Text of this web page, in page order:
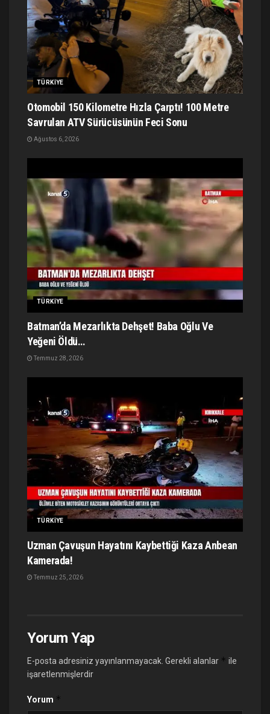
TÜRKIYE
Otomobil 150 Kilometre Hızla Çarptı! 100 Metre
Savrulan ATV Sürücüsünün Feci Sonu
Ağustos 6, 2026
TÜRKIYE
Batman’da Mezarlıkta Dehşet! Baba Oğlu Ve
Yeğeni Öldü…
Temmuz 28, 2026
TÜRKIYE
Uzman Çavuşun Hayatını Kaybettiği Kaza Anbean
Kamerada!
Temmuz 25, 2026
Yorum Yap
E-posta adresiniz yayınlanmayacak. Gerekli alanlar * ile
işaretlenmişlerdir
Yorum *